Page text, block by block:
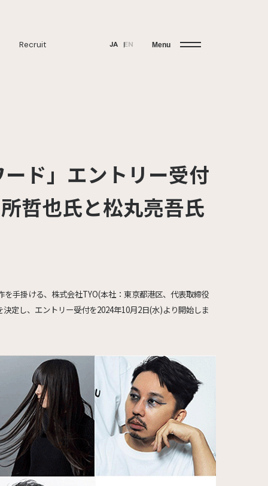
Recruit JA EN Menu
ド」エントリー受付
哲也氏と松丸亮吾氏
手掛ける、株式会社TYO(本社：東京都港区、代表取締役
定し、エントリー受付を2024年10月2日(水)より開始しま